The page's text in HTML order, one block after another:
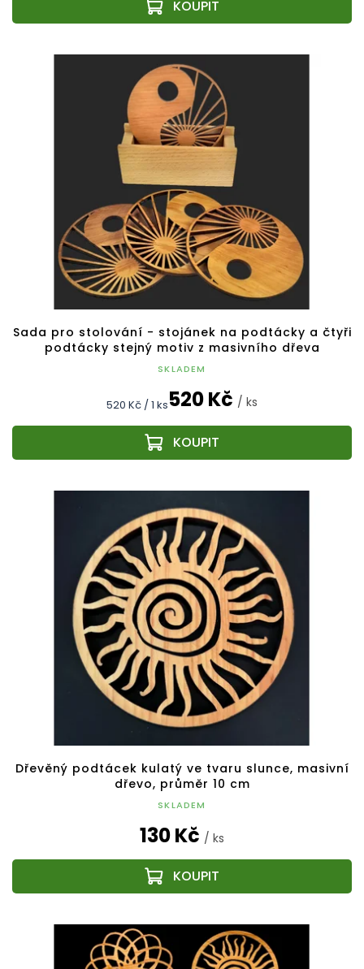
Sada pro stolování - stojánek na podtácky a čtyři
podtácky stejný motiv z masivního dřeva
SKLADEM
520 Kč / ks
Měrná
520 Kč / 1 ks
Dřevěný podtácek kulatý ve tvaru slunce, masivní
dřevo, průměr 10 cm
SKLADEM
130 Kč / ks